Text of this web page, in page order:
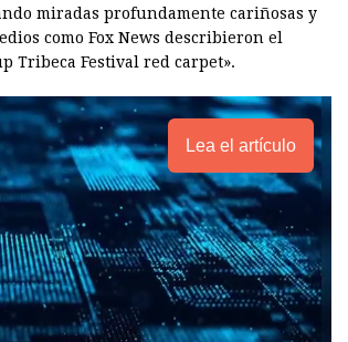
miradas profundamente cariñosas y
como Fox News describieron el
Tribeca Festival red carpet».
Lea el artículo